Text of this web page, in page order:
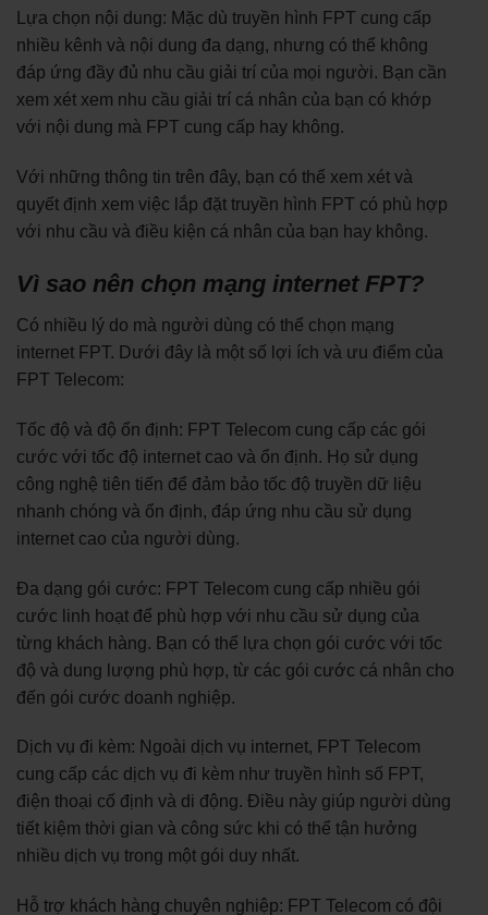
Lựa chọn nội dung: Mặc dù truyền hình FPT cung cấp
nhiều kênh và nội dung đa dạng, nhưng có thể không
đáp ứng đầy đủ nhu cầu giải trí của mọi người. Bạn cần
xem xét xem nhu cầu giải trí cá nhân của bạn có khớp
với nội dung mà FPT cung cấp hay không.
Với những thông tin trên đây, bạn có thể xem xét và
quyết định xem việc lắp đặt truyền hình FPT có phù hợp
với nhu cầu và điều kiện cá nhân của bạn hay không.
Vì sao nên chọn mạng internet FPT?
Có nhiều lý do mà người dùng có thể chọn mạng
internet FPT. Dưới đây là một số lợi ích và ưu điểm của
FPT Telecom:
Tốc độ và độ ổn định: FPT Telecom cung cấp các gói
cước với tốc độ internet cao và ổn định. Họ sử dụng
công nghệ tiên tiến để đảm bảo tốc độ truyền dữ liệu
nhanh chóng và ổn định, đáp ứng nhu cầu sử dụng
internet cao của người dùng.
Đa dạng gói cước: FPT Telecom cung cấp nhiều gói
cước linh hoạt để phù hợp với nhu cầu sử dụng của
từng khách hàng. Bạn có thể lựa chọn gói cước với tốc
độ và dung lượng phù hợp, từ các gói cước cá nhân cho
đến gói cước doanh nghiệp.
Dịch vụ đi kèm: Ngoài dịch vụ internet, FPT Telecom
cung cấp các dịch vụ đi kèm như truyền hình số FPT,
điện thoại cố định và di động. Điều này giúp người dùng
tiết kiệm thời gian và công sức khi có thể tận hưởng
nhiều dịch vụ trong một gói duy nhất.
Hỗ trợ khách hàng chuyên nghiệp: FPT Telecom có đội